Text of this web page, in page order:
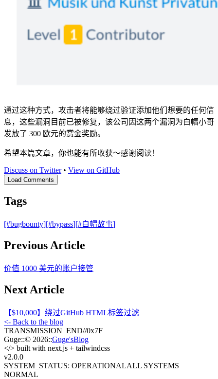
通过这种方式，攻击者将能够绕过验证添加他们想要的任何信
息，这些漏洞目前已被修复，该公司因这两个漏洞为白帽小哥
发放了 300 欧元的赏金奖励。
希望本篇文章，你也能有所收获～感谢阅读！
Discuss on Twitter• View on GitHub
Load Comments
Tags
[#bugbounty][#bypass][#白帽故事]
Previous Article
价值 1000 美元的账户接管
Next Article
【$10,000】绕过GitHub HTML标签过滤
<- Back to the blog
TRANSMISSION_END//0x7F
Guge::© 2026::Guge'sBlog
</> built with next.js + tailwindcss
v2.0.0
SYSTEM_STATUS: OPERATIONALALL SYSTEMS
NORMAL